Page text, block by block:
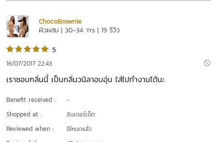
ChocoBrownie
ผิวผสม | 30-34 Yrs | 19 รีวิว
5
16/07/2017 22:43
เราชอบกลิ่นนี้ เป็นกลิ่นวนิลาอบอุ่น ใส่ไปทำงานได้นะ
Benefit received : -
Shopped at : อินเตอร์เน็ต
Reviewed when : ใช้หมดแล้ว